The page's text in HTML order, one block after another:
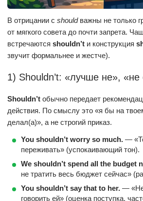
В отрицании с shouldважны не только
от мягкого совета до почти запрета.
встречаются shouldn’t и конструкция
звучит формальнее и жестче).
1) Shouldn’t: «лучше не», «не
Shouldn’t обычно передает
действия. По смыслу это «я бы на
делал(а)», а не строгий приказ.
You shouldn’t worry so much. —
переживать» (успокаивающий тон).
We shouldn’t spend all the budget
не тратить весь бюджет сейчас»
You shouldn’t say that to her. —
говорить ей» (оценка поступка,